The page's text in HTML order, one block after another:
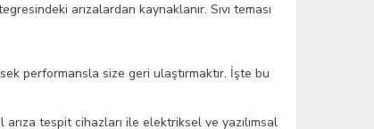
arızalardan kaynaklanır. Sıvı teması
performansla size geri ulaştırmaktır. İşte bu
tespit cihazları ile elektriksel ve yazılımsal